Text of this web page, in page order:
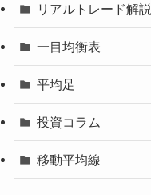
リアルトレード解説
一目均衡表
平均足
投資コラム
移動平均線